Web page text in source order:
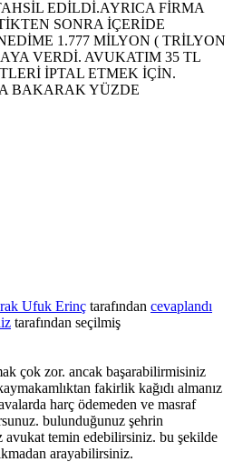
EDİLDİ.AYRICA FİRMA
SONRA İÇERİDE
1.777 MİLYON ( TRİLYON
VERDİ. AVUKATIM 35 TL
İPTAL ETMEK İÇİN.
BAKARAK YÜZDE
Ufuk Erinç tarafından cevaplandı
tarafından seçilmiş
çok zor. ancak başarabilirmisiniz
fakirlik kağıdı almanız
harç ödemeden ve masraf
bulunduğunuz şehrin
avukat temin edebilirsiniz. bu şekilde
arayabilirsiniz.